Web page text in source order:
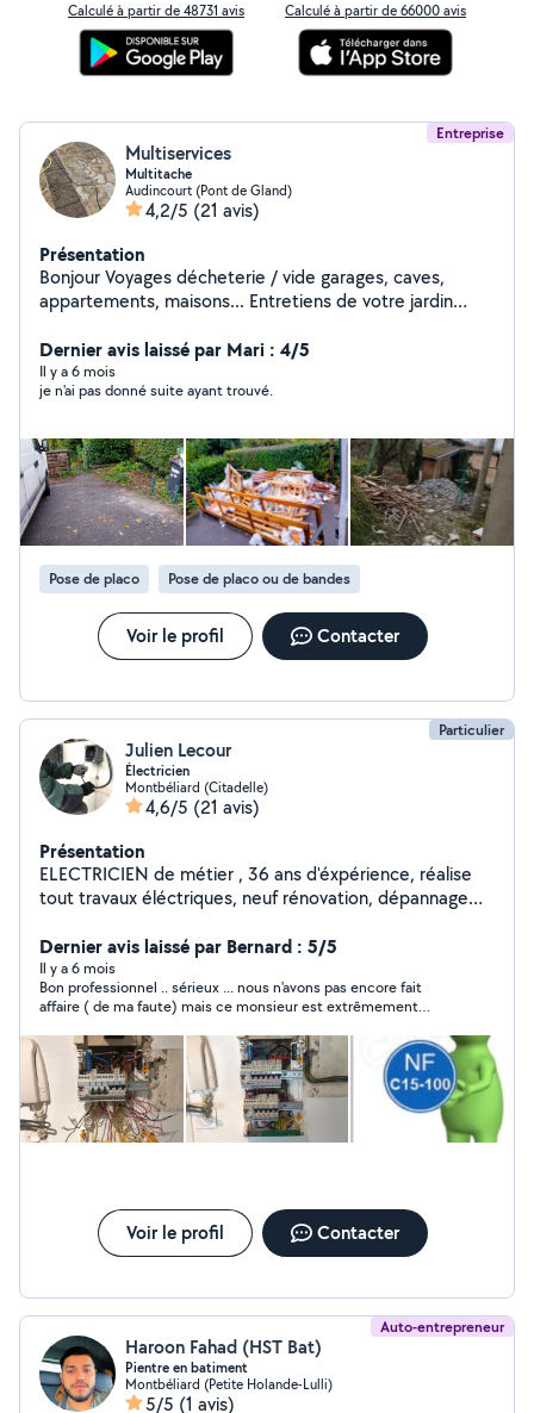
Calculé à partir de 48731 avis Calculé à partir de 66000 avis
Entreprise
Multiservices
Multitache
Audincourt (Pont de Gland)
4,2/5 (21 avis)
Présentation
Bonjour Voyages décheterie / vide garages, caves,
appartements, maisons... Entretiens de votre jardin
Plaquiste Peinture Pour toutes autres demandes,
n'hésitez pas à me contacter
Dernier avis laissé par Mari : 4/5
Il y a 6 mois
je n'ai pas donné suite ayant trouvé.
Pose de placo Pose de placo ou de bandes
Voir le profil Contacter
Particulier
Julien Lecour
Électricien
Montbéliard (Citadelle)
4,6/5 (21 avis)
Présentation
ELECTRICIEN de métier , 36 ans d'éxpérience, réalise
tout travaux éléctriques, neuf rénovation, dépannage
15-100. Entretien et réparation engin de motoculture et
de jardinage affûtage chaîne de tronçonneuse.
Réparation électroménager
Dernier avis laissé par Bernard : 5/5
Il y a 6 mois
Bon professionnel .. sérieux ... nous n'avons pas encore fait
affaire ( de ma faute) mais ce monsieur est extrêmement
Voir le profil Contacter
Auto-entrepreneur
Haroon Fahad (HST Bat)
Pientre en batiment
Montbéliard (Petite Holande-Lulli)
5/5 (1 avis)